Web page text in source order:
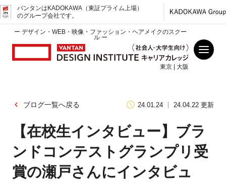
バンタンはKADOKAWA（東証プライム上場）
のグループ会社です。
ー デザイン・WEB・映像・ファッション・ヘアメイクのスクー
ル ー
東京 | 大阪
ブログ一覧へ戻る 24.01.24 24.04.22 更新
【在校生インタビュー】ブラ
ンドコンテストグランプリ受
賞の瀬戸さんにインタビュ